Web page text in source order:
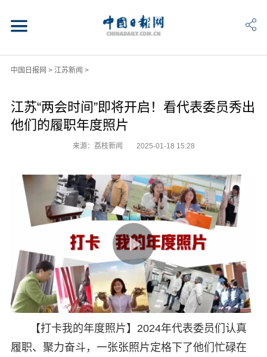
中国日报网 > 江苏新闻 >
江苏“两会时间”即将开启！看代表委员秀出
他们的履职年度照片
来源：荔枝新闻 2025-01-18 15:28
【打卡我的年度照片】2024年代表委员们认真
履职、聚力奋斗，一张张照片定格下了他们忙碌在